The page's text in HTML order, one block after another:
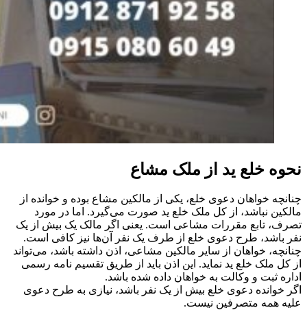
نحوه خلع ید از ملک مشاع
چنانچه خواهان دعوی خلع، یکی از مالکین مشاع بوده و خوانده از
مالکین نباشد، از کل ملک خلع ید صورت می‌گیرد. اما در مورد
تصرف، تابع مقررات مشاعی است. یعنی اگر مالک یک بیش از یک
نفر باشد، طرح دعوی خلع از طرف یک نفر آن‌ها نیز کافی است.
چنانچه، خواهان از سایر مالکین مشاعی، اذن داشته باشد، می‌تواند
از کل ملک خلع ید نماید. این اذن باید از طریق تقسیم نامه رسمی
اداره ثبت و وکالت به خواهان داده شده باشد.
اگر خوانده دعوی خلع بیش از یک نفر باشد، نیازی به طرح دعوی
علیه همه متصرفین نیست.